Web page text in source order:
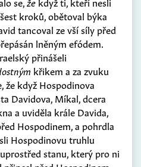
kroků, obětoval býka
tancoval ze vší síly před
lněným efódem.
přinášeli
křikem a za zvuku
že když Hospodinova
Davidova, Míkal, dcera
a uviděla krále Davida,
Hospodinem, a pohrdla
Hospodinovu truhlu
stanu, který pro ni